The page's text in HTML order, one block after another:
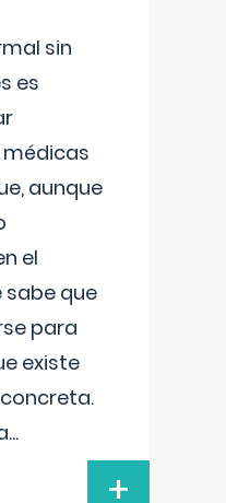
sin
es
aunque
el
sabe que
para
existe
...
+